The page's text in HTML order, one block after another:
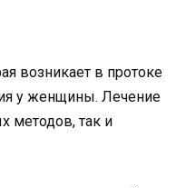
возникает в протоке
у женщины. Лечение
методов, так и